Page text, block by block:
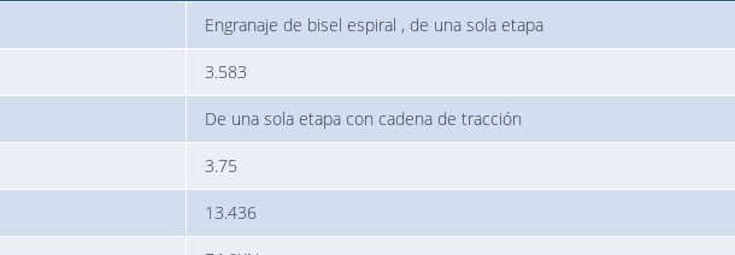
Engranaje de bisel espiral , de una sola etapa
3.583
De una sola etapa con cadena de tracción
3.75
13.436